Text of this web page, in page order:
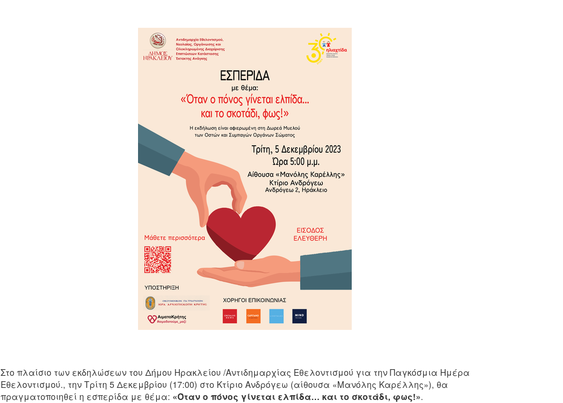
Στο πλαίσιο των εκδηλώσεων του Δήμου Ηρακλείου /Αντιδημαρχίας Εθελοντισμού για την Παγκόσμια Ημέρα
Εθελοντισμού., την Τρίτη 5 Δεκεμβρίου (17:00) στο Κτίριο Ανδρόγεω (αίθουσα «Μανόλης Καρέλλης»), θα
πραγματοποιηθεί η εσπερίδα με θέμα: «Όταν ο πόνος γίνεται ελπίδα… και το σκοτάδι, φως!».